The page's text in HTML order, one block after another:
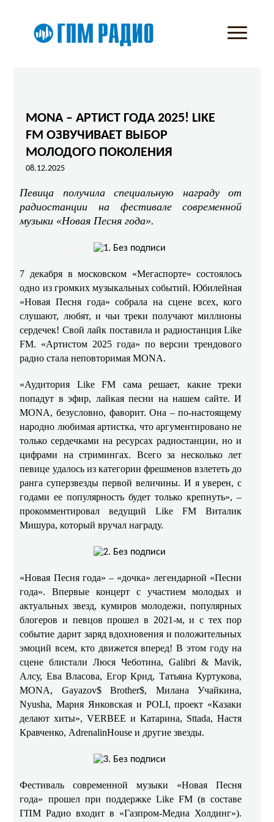
MONA – АРТИСТ ГОДА 2025! LIKE
FM ОЗВУЧИВАЕТ ВЫБОР
МОЛОДОГО ПОКОЛЕНИЯ
08.12.2025
Певица получила специальную награду от
радиостанции на фестивале современной
музыки «Новая Песня года».
7 декабря в московском «Мегаспорте» состоялось
одно из громких музыкальных событий. Юбилейная
«Новая Песня года» собрала на сцене всех, кого
слушают, любят, и чьи треки получают миллионы
сердечек! Свой лайк поставила и радиостанция Like
FM. «Артистом 2025 года» по версии трендового
радио стала неповторимая MONA.
«Аудитория Like FM сама решает, какие треки
попадут в эфир, лайкая песни на нашем сайте. И
MONA, безусловно, фаворит. Она – по-настоящему
народно любимая артистка, что аргументировано не
только сердечками на ресурсах радиостанции, но и
цифрами на стримингах. Всего за несколько лет
певице удалось из категории фрешменов взлететь до
ранга суперзвезды первой величины. И я уверен, с
годами ее популярность будет только крепнуть», –
прокомментировал ведущий Like FM Виталик
Мишура, который вручал награду.
«Новая Песня года» – «дочка» легендарной «Песни
года». Впервые концерт с участием молодых и
актуальных звезд, кумиров молодежи, популярных
блогеров и певцов прошел в 2021-м, и с тех пор
событие дарит заряд вдохновения и положительных
эмоций всем, кто движется вперед! В этом году на
сцене блистали Люся Чеботина, Galibri & Mavik,
Алсу, Ева Власова, Егор Крид, Татьяна Куртукова,
MONA, Gayazov$ Brother$, Милана Учайкина,
Nyusha, Мария Янковская и POLI, проект «Казаки
делают хиты», VERBEE и Катарина, Sttada, Настя
Кравченко, AdrenalinHouse и другие звезды.
Фестиваль современной музыки «Новая Песня
года» прошел при поддержке Like FM (в составе
ГПМ Радио входит в «Газпром-Медиа Холдинг»).